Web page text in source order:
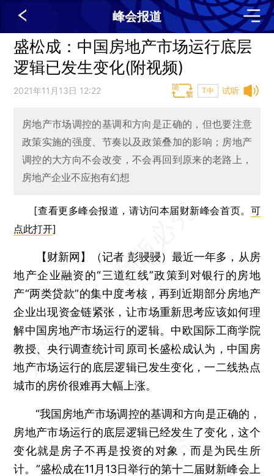
峰会报道
盛松成：中国房地产市场运行底层
逻辑已发生变化(附视频)
试听
2021年11月13日 12:22 T中
房地产市场调控的基调和方向是正确的，但也要注意
政策实施的强度、节奏以及政策叠加的影响；房地产
调控的大方向不会改变，不会再回到原来的老路上，
房地产企业不应抱有幻想
[查看更多峰会报道，请访问本届财新峰会首页。 可
点此打开]
【财新网】（记者 彭骎骎） 最近一年多，从房
地产企业融资的“三道红线”政策到对银行的房地
产“两类贷款”的集中度考核，再到近期部分房地产
企业出现资金链紧张，让市场重新思考应该如何理
解中国房地产市场运行的逻辑。中欧国际工商学院
教授、央行调查统计司原司长盛松成认为，中国房
地产市场运行的底层逻辑已发生变化，一二线热点
城市的房价很难再大幅上涨。
“我国房地产市场调控的基调和方向是正确的，
房地产市场运行的底层逻辑已经发生了变化，这个
变化就是房子不再是投资的对象，而是为民生所
计。”盛松成在11月13日举行的第十二届财新峰会上